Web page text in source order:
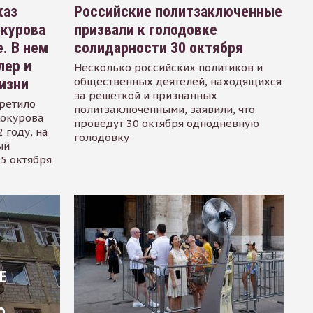
В нем
и
году, на
октября
Российские политзаключенные
призвали к голодовке
солидарности 30 октября
Несколько российских политиков и
общественных деятелей, находящихся
за решеткой и признанных
политзаключенными, заявили, что
проведут 30 октября однодневную
голодовку